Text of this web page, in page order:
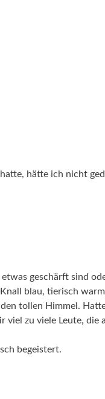
hätte ich nicht
geschärft sind
blau, tierisch
tollen Himmel.
viel zu viele Leute, die
begeistert.